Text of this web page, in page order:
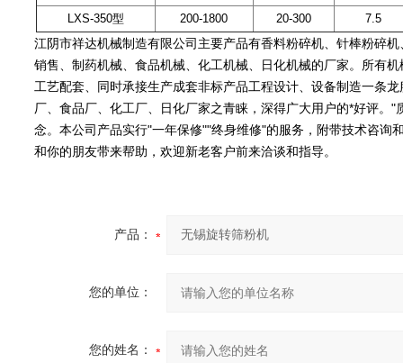
LXS-350型
200-1800 20-300 7.5
江阴市祥达机械制造有限公司主要产品有香料粉碎机、针棒粉碎
销售、制药机械、食品机械、化工机械、日化机械的厂家。所有
工艺配套、同时承接生产成套非标产品工程设计、设备制造一条
厂、食品厂、化工厂、日化厂家之青睐，深得广大用户的*好评。
念。本公司产品实行"一年保修""终身维修"的服务，附带技术咨
和你的朋友带来帮助，欢迎新老客户前来洽谈和指导。
产品：
您的单位：
您的姓名：